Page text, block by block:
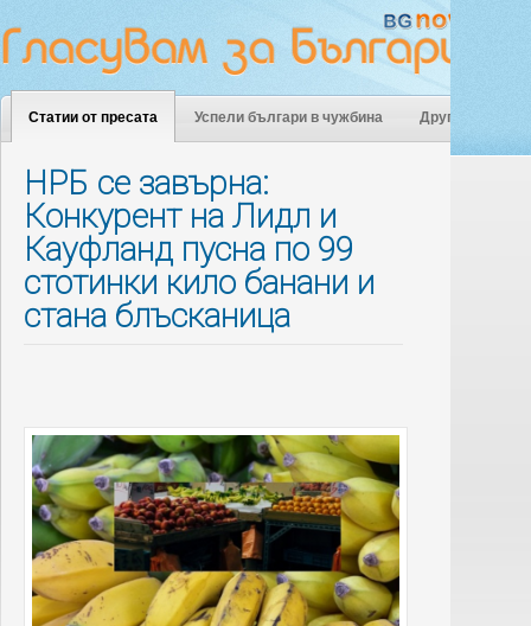
Статии от пресата Успели българи в чужбина Други
НРБ се завърна:
Конкурент на Лидл и
Кауфланд пусна по 99
стотинки кило банани и
стана блъсканица